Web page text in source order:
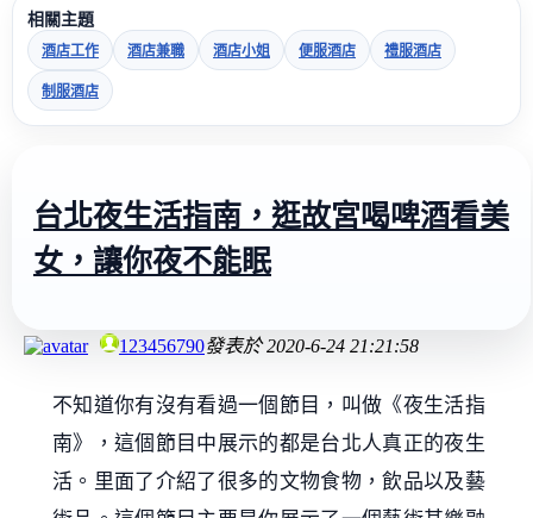
相關主題
酒店工作 酒店兼職 酒店小姐 便服酒店 禮服酒店
制服酒店
台北夜生活指南，逛故宮喝啤酒看美
女，讓你夜不能眠
123456790發表於2020-6-24 21:21:58
不知道你有沒有看過一個節目，叫做《夜生活指
南》，這個節目中展示的都是台北人真正的夜生
活。里面了介紹了很多的文物食物，飲品以及藝